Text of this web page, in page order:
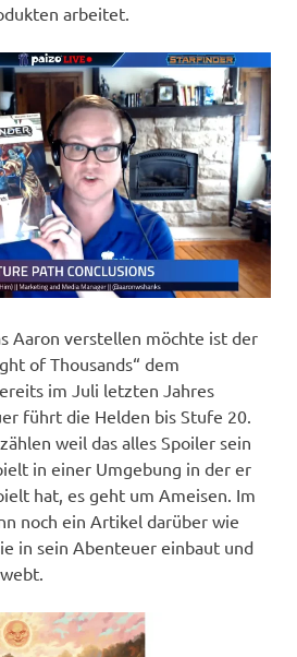
arbeitet.
Aaron verstellen möchte ist der
of Thousands“ dem
im Juli letzten Jahres
führt die Helden bis Stufe 20.
weil das alles Spoiler sein
in einer Umgebung in der er
hat, es geht um Ameisen. Im
noch ein Artikel darüber wie
in sein Abenteuer einbaut und